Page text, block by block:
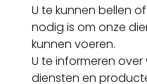
U te kunnen bellen
nodig is om onze
kunnen voeren.
U te informeren
diensten en